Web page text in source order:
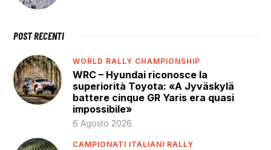
POST RECENTI
WORLD RALLY CHAMPIONSHIP
WRC – Hyundai riconosce la
superiorità Toyota: «A Jyväskylä
battere cinque GR Yaris era quasi
impossibile»
6 Agosto 2026
CAMPIONATI ITALIANI RALLY